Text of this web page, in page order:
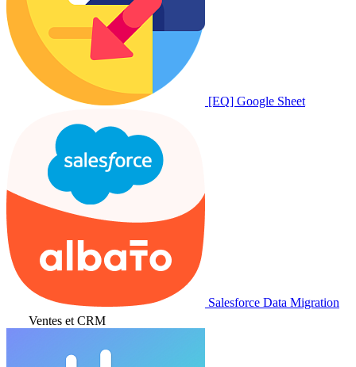
[EQ] Google Sheet
Salesforce Data Migration
Ventes et CRM